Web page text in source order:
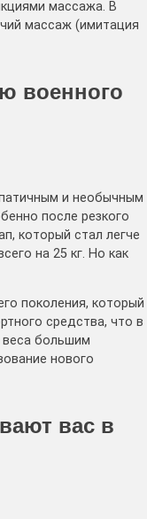
массажа. В
массаж (имитация
военного
и необычным
после резкого
который стал легче
на 25 кг. Но как
поколения, который
средства, что в
веса большим
нового
вас в